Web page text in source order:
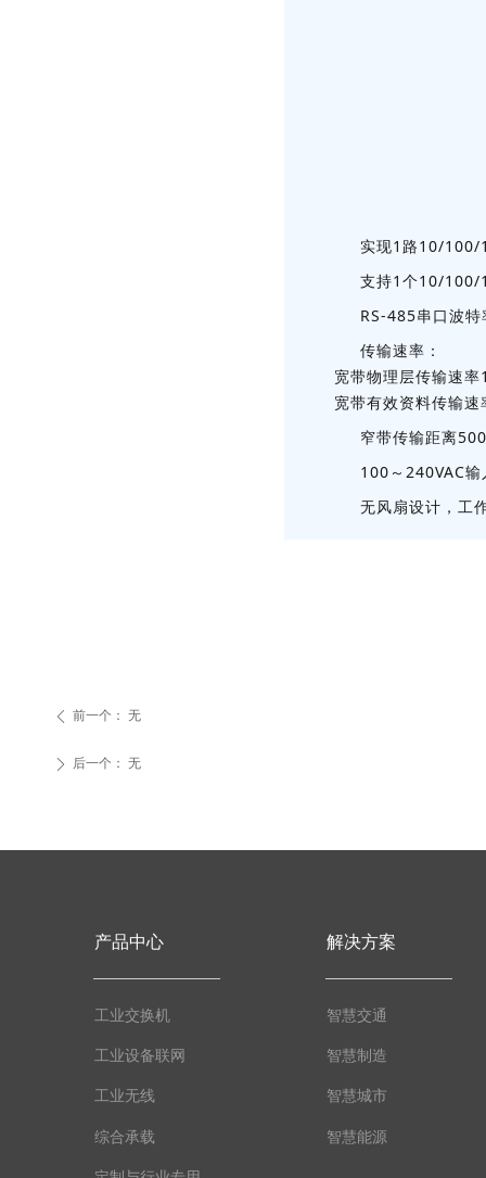
实现1路10/100/
支持1个10/100/
RS-485串口波
传输速率：
宽带物理层传输速
宽带有效资料传输
窄带传输距离
100～240VAC
无风扇设计，工
ꄴ 前一个： 无
ꄲ 后一个： 无
工业交换机
工业设备联网
工业无线
综合承载
产品中心
智慧交通
智慧制造
智慧城市
智慧能源
解决方案